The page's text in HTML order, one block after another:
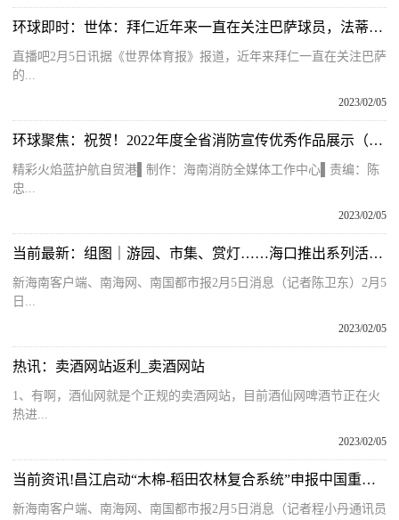
环球即时：世体：拜仁近年来一直在关注巴萨球员，法蒂是最近一位
直播吧2月5日讯据《世界体育报》报道，近年来拜仁一直在关注巴萨
的...
2023/02/05
环球聚焦：祝贺！2022年度全省消防宣传优秀作品展示（三）——优秀微信原创作品
精彩火焰蓝护航自贸港▌制作：海南消防全媒体工作中心▌责编：陈
忠...
2023/02/05
当前最新：组图｜游园、市集、赏灯……海口推出系列活动花式闹元宵
新海南客户端、南海网、南国都市报2月5日消息（记者陈卫东）2月5
日...
2023/02/05
热讯：卖酒网站返利_卖酒网站
1、有啊，酒仙网就是个正规的卖酒网站，目前酒仙网啤酒节正在火
热进...
2023/02/05
当前资讯!昌江启动“木棉-稻田农林复合系统”申报中国重要农业文化遗产工作
新海南客户端、南海网、南国都市报2月5日消息（记者程小丹通讯员